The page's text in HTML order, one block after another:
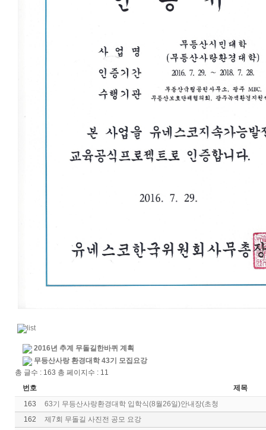
2016년 추계 무돌길한바퀴 계획
무등산사랑 환경대학 43기 모집요강
총 글수 : 163 총 페이지수 : 11
번호
제목
163
63기 무등산사랑환경대학 입학식(8월26일)안내장(초청
162
제7회 무돌길 사진전 공모 요강